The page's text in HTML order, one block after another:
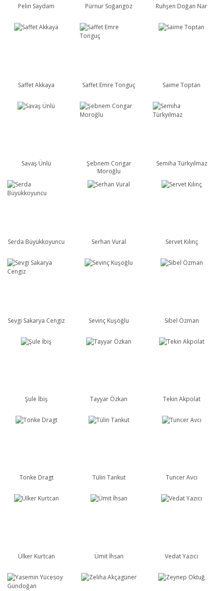
Pelin Saydam Pürnur Soğangöz Ruhşen Doğan Nar
Saffet Akkaya Saffet Emre Tonguç Saime Toptan
Savaş Ünlü
Şebnem Congar
Moroğlu
Semiha Türkyılmaz
Serda Büyükkoyuncu Serhan Vural Servet Kılınç
Sevgi Sakarya Cengiz Sevinç Kuşoğlu Sibel Özman
Şule İbiş Tayyar Özkan Tekin Akpolat
Tonke Dragt Tülin Tankut Tuncer Avcı
Ülker Kurtcan Ümit İhsan Vedat Yazıcı